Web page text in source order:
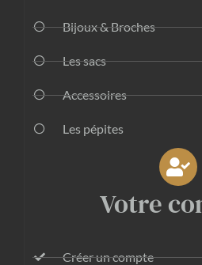
Bijoux & Broches
Les sacs
Accessoires
Les pépites
Votre
Créer un compte